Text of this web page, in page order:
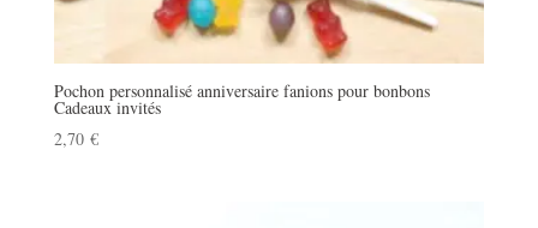
Pochon personnalisé anniversaire fanions pour bonbons
Cadeaux invités
2,70 €